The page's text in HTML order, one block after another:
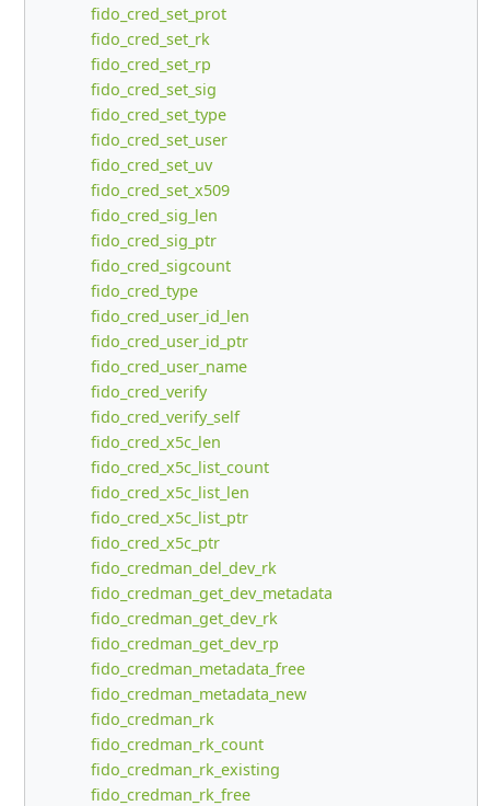
fido_cred_set_prot
fido_cred_set_rk
fido_cred_set_rp
fido_cred_set_sig
fido_cred_set_type
fido_cred_set_user
fido_cred_set_uv
fido_cred_set_x509
fido_cred_sig_len
fido_cred_sig_ptr
fido_cred_sigcount
fido_cred_type
fido_cred_user_id_len
fido_cred_user_id_ptr
fido_cred_user_name
fido_cred_verify
fido_cred_verify_self
fido_cred_x5c_len
fido_cred_x5c_list_count
fido_cred_x5c_list_len
fido_cred_x5c_list_ptr
fido_cred_x5c_ptr
fido_credman_del_dev_rk
fido_credman_get_dev_metadata
fido_credman_get_dev_rk
fido_credman_get_dev_rp
fido_credman_metadata_free
fido_credman_metadata_new
fido_credman_rk
fido_credman_rk_count
fido_credman_rk_existing
fido_credman_rk_free